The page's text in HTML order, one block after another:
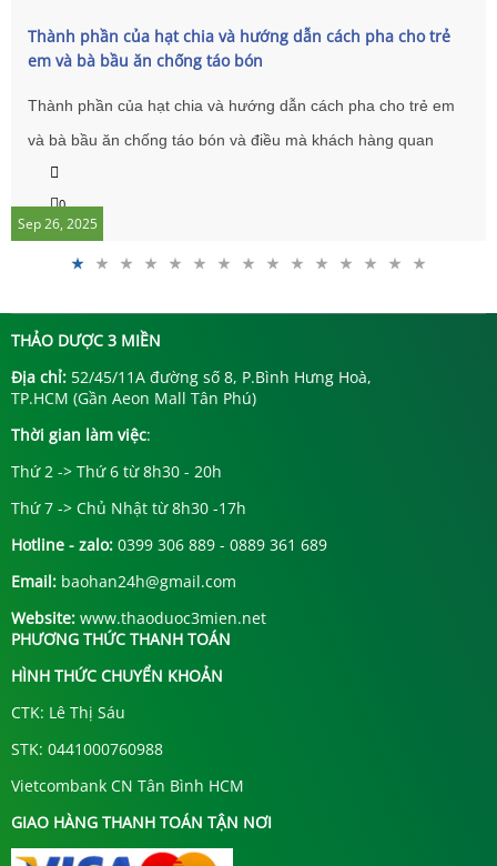
Sep 26, 2025
Thành phần của hạt chia và hướng dẫn cách pha cho trẻ
em và bà bầu ăn chống táo bón
Thành phần của hạt chia và hướng dẫn cách pha cho trẻ em
và bà bầu ăn chống táo bón và điều mà khách hàng quan
tâm tới sức khoẻ nhất là mẹ bầu. sau đây là một số thông tin
chính các bà các mẹ tham khảo.
0
THẢO DƯỢC 3 MIỀN
Địa chỉ: 52/45/11A đường số 8, P.Bình Hưng Hoà,
TP.HCM (Gần Aeon Mall Tân Phú)
Thời gian làm việc:
Thứ 2 -> Thứ 6 từ 8h30 - 20h
Thứ 7 -> Chủ Nhật từ 8h30 -17h
Hotline - zalo: 0399 306 889 - 0889 361 689
Email: baohan24h@gmail.com
Website: www.thaoduoc3mien.net
PHƯƠNG THỨC THANH TOÁN
HÌNH THỨC CHUYỂN KHOẢN
CTK: Lê Thị Sáu
STK: 0441000760988
Vietcombank CN Tân Bình HCM
GIAO HÀNG THANH TOÁN TẬN NƠI